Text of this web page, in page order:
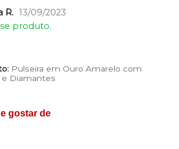
R. 13/09/2023
produto.
Pulseira em Ouro Amarelo com
e Diamantes
gostar de